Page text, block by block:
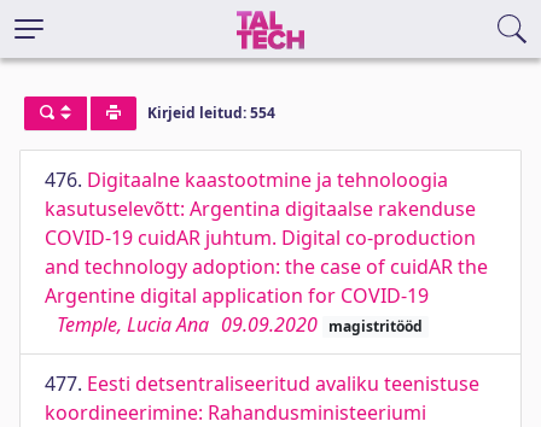
Kirjeid leitud: 554
476. Digitaalne kaastootmine ja tehnoloogia
kasutuselevõtt: Argentina digitaalse rakenduse
COVID-19 cuidAR juhtum. Digital co-production
and technology adoption: the case of cuidAR the
Argentine digital application for COVID-19
Temple, Lucia Ana 09.09.2020 magistritööd
477. Eesti detsentraliseeritud avaliku teenistuse
koordineerimine: Rahandusministeeriumi